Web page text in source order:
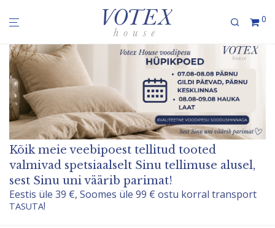
0
Kõik meie veebi­poest tellitud tooted
valmivad spetsiaalselt Sinu tellimuse alusel,
sest Sinu uni väärib parimat!
Eestis üle 39 €, Soomes üle 99 € ostu korral transport
TASUTA!